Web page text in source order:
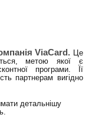
ViaCard. Це
метою якої є
програми. Її
партнерам вигідно
детальнішу